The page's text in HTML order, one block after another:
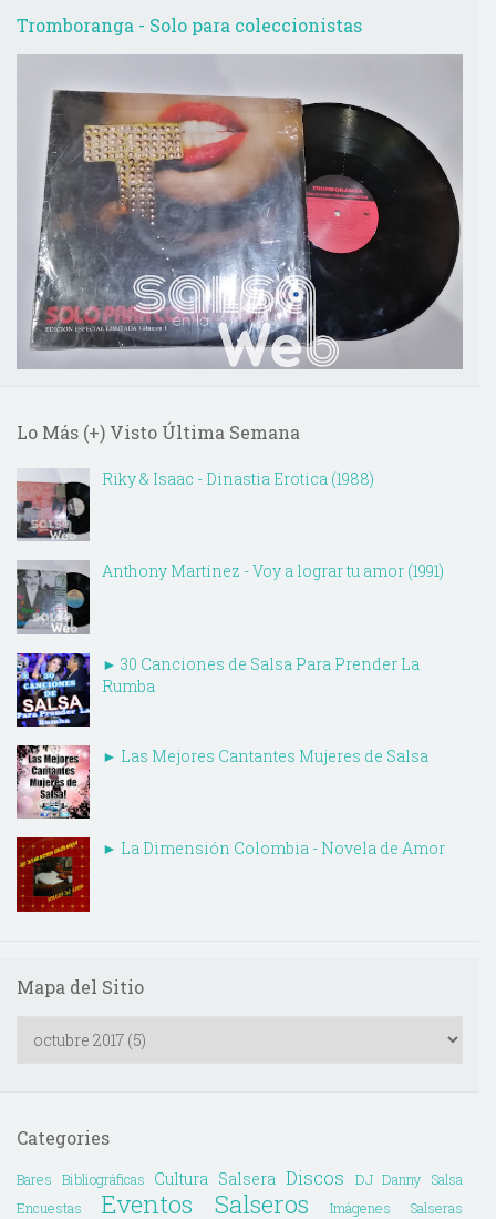
Tromboranga - Solo para coleccionistas
Lo Más (+) Visto Última Semana
Riky & Isaac - Dinastia Erotica (1988)
Anthony Martínez - Voy a lograr tu amor (1991)
► 30 Canciones de Salsa Para Prender La
Rumba
► Las Mejores Cantantes Mujeres de Salsa
► La Dimensión Colombia - Novela de Amor
Mapa del Sitio
Categories
Bares Bibliográficas Cultura Salsera Discos
DJ Danny Salsa
Encuestas
Eventos Salseros Imágenes Salseras